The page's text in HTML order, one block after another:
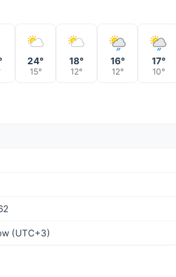
24°
15°
18°
12°
16°
12°
17°
10°
(UTC+3)